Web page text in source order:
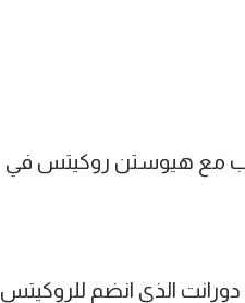
مع هيوستن روكيتس في
الذي انضم للروكيتس